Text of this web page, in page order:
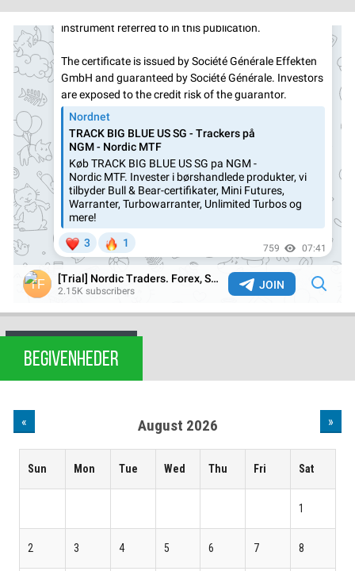
BEGIVENHEDER
« August 2026 »
Sun Mon Tue Wed Thu Fri Sat
1
2 3 4 5 6 7 8